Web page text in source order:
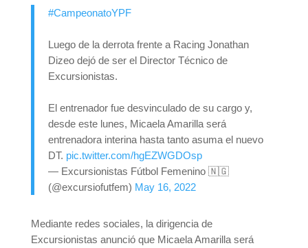
#CampeonatoYPF
Luego de la derrota frente a Racing Jonathan
Dizeo dejó de ser el Director Técnico de
Excursionistas.
El entrenador fue desvinculado de su cargo y,
desde este lunes, Micaela Amarilla será
entrenadora interina hasta tanto asuma el nuevo
DT. pic.twitter.com/hgEZWGDOsp
— Excursionistas Fútbol Femenino 🇳🇬
(@excursiofutfem) May 16, 2022
Mediante redes sociales, la dirigencia de
Excursionistas anunció que Micaela Amarilla será